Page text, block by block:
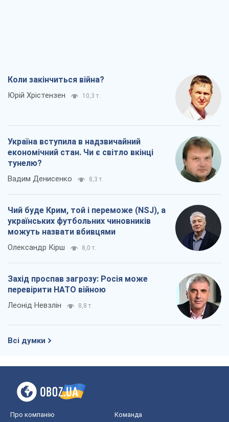
Коли закінчиться війна?
Юрій Хрістензен 10,3 т.
Україна вступила в надзвичайний
економічний стан. Чи є світло вкінці
тунелю?
Вадим Денисенко 8,3 т.
Чий буде Крим, той і переможе (NSJ), а
українських футбольних чиновників
можуть назвати вбивцями
Олександр Кірш 8,0 т.
Захід проспав загрозу: Росія може
перевірити НАТО війною
Леонід Невзлін 8,8 т.
Всі думки
Про компанію Команда